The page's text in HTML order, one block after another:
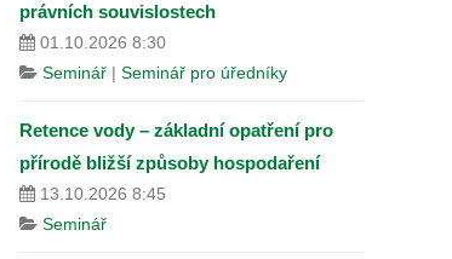
právních souvislostech
01.10.2026 8:30
Seminář | Seminář pro úředníky
Retence vody – základní opatření pro
přírodě bližší způsoby hospodaření
13.10.2026 8:45
Seminář